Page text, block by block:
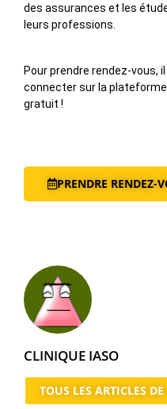
des assurances et les
leurs professions.
Pour prendre rendez-vous,
connecter sur la
gratuit !
PRENDRE RENDEZ-
CLINIQUE IASO
TOUS LES ARTICLES